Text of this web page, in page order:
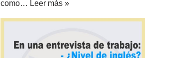
como… Leer más »